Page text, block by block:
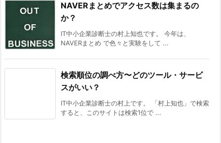
NAVERまとめでアクセス数は集まるの
か？
IT中小企業診断士の村上知也です。 今年は、
NAVERまとめ で色々と実験をして ...
検索順位の調べ方〜どのツール・サービ
スがいい？
IT中小企業診断士の村上です。 「村上知也」で検索
すると、このサイトは検索1位で ...